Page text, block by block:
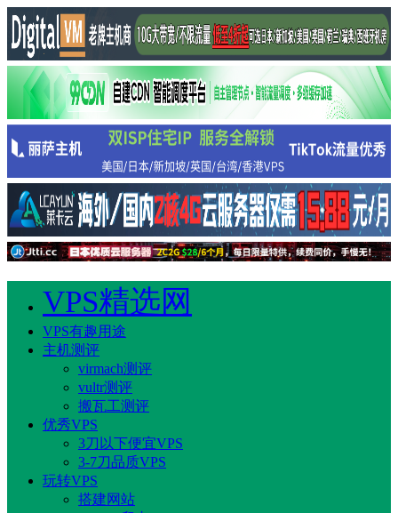
VPS精选网
VPS有趣用途
主机测评
virmach测评
vultr测评
搬瓦工测评
优秀VPS
3刀以下便宜VPS
3-7刀品质VPS
玩转VPS
搭建网站